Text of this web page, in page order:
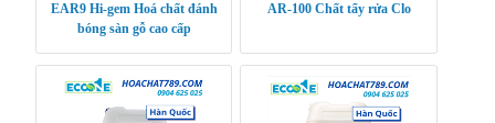
EAR9 Hi-gem Hoá chất đánh
bóng sàn gỗ cao cấp
AR-100 Chất tẩy rửa Clo